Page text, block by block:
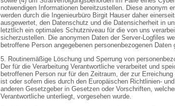
notwendigen Informationen bereitzustellen. Diese anonym
werden durch die Ingenieurbüro Birgit Hauser daher
ausgewertet, den Datenschutz und die Datensicherheit in
letztlich ein optimales Schutzniveau für die von uns
sicherzustellen. Die anonymen Daten der Server-Logfiles
betroffene Person angegebenen personenbezogenen Daten
5. Routinemäßige Löschung und Sperrung von
Der für die Verarbeitung Verantwortliche verarbeitet und
betroffenen Person nur für den Zeitraum, der zur
ist oder sofern dies durch den Europäischen Richtlinien-
anderen Gesetzgeber in Gesetzen oder Vorschriften,
Verantwortliche unterliegt, vorgesehen wurde.